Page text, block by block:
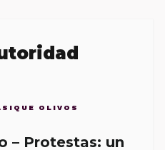
OLIVOS
– Protestas: un